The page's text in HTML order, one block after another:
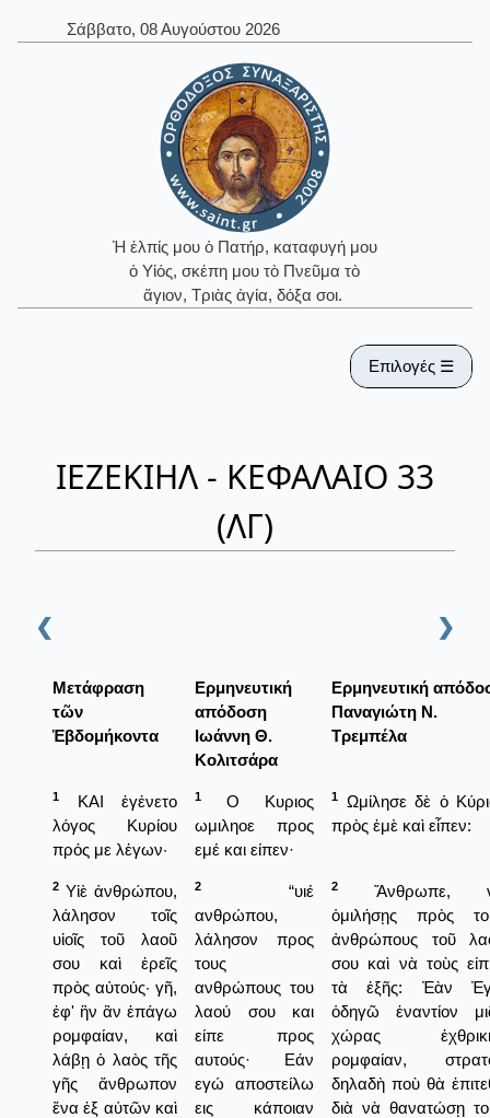
Σάββατο, 08 Αυγούστου 2026
Ἡ ἐλπίς μου ὁ Πατήρ, καταφυγή μου
ὁ Υἱός, σκέπη μου τὸ Πνεῦμα τὸ
ἅγιον, Τριὰς ἁγία, δόξα σοι.
Επιλογές ☰
ΙΕΖΕΚΙΗΛ - ΚΕΦΑΛΑΙΟ 33
(ΛΓ)
❮ ❯
Μετάφραση
τῶν
Ἑβδομήκοντα
Ερμηνευτική
απόδοση
Ιωάννη Θ.
Κολιτσάρα
Ερμηνευτική
Παναγιώτη Ν.
Τρεμπέλα
1
ΚΑΙ ἐγένετο
λόγος Κυρίου
πρός με λέγων·
1
Ο Κυριος
ωμιληοε προς
εμέ και είπεν·
1
Ωμίλησε δὲ ὁ
πρὸς ἐμὲ καὶ εἶπεν:
2 Υἱὲ ἀνθρώπου,
λάλησον τοῖς
υἱοῖς τοῦ λαοῦ
σου καὶ ἐρεῖς
πρὸς αὐτούς· γῆ,
ἐφ' ἣν ἂν ἐπάγω
ρομφαίαν, καὶ
λάβῃ ὁ λαὸς τῆς
γῆς ἄνθρωπον
ἕνα ἐξ αὐτῶν καὶ
2
“υιέ
ανθρώπου,
λάλησον προς
τους
ανθρώπους του
λαού σου και
είπε προς
αυτούς· Εάν
εγώ αποστείλω
εις κάποιαν
2
Ἄνθρωπε,
ὁμιλήσῃς πρὸς
ἀνθρώπους τοῦ
σου καὶ νὰ τοὺς
τὰ ἑξῆς: Ἐὰν
ὁδηγῶ ἐναντίον
χώρας
ρομφαίαν,
δηλαδὴ ποὺ θὰ
διὰ νὰ θανατώσῃ